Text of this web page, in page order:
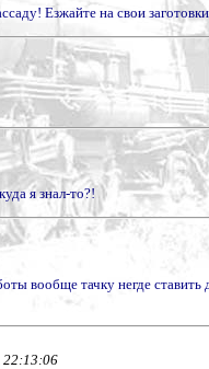
Езжайте на свои
я знал-то?!
вообще тачку негде
22:13:06